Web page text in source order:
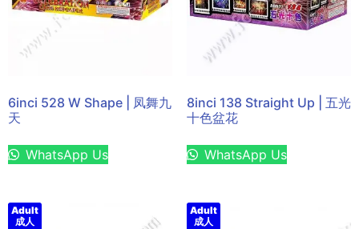
6inci 528 W Shape | 凤舞九
天
WhatsApp Us
8inci 138 Straight Up | 五光
十色盆花
WhatsApp Us
Adult
成人
Adult
成人